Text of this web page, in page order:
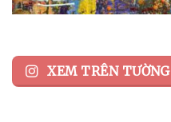
XEM TRÊN TƯỜNG